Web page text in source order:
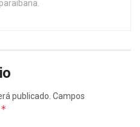
publicado. Campos
*